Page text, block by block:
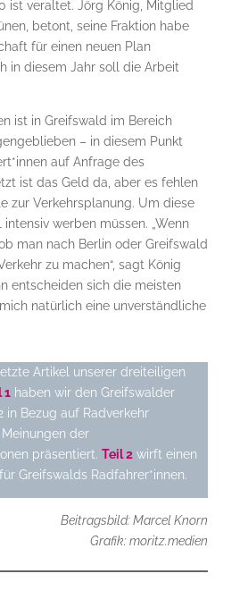
ist veraltet. Jörg König, Mitglied
betont, seine Fraktion habe
für einen neuen Plan
in diesem Jahr soll die Arbeit
ist in Greifswald im Bereich
– in diesem Punkt
auf Anfrage des
ist das Geld da, aber es fehlen
zur Verkehrsplanung. Um diese
werben müssen. „Wenn
man nach Berlin oder Greifswald
zu machen“, sagt König
entscheiden sich die meisten
natürlich eine unverständliche
Artikel unserer dreiteiligen
1haben wir den Greifswalder
in Bezug auf Radverkehr
der
präsentiert. Teil 2wirft einen
Greifswalds Radfahrer*innen.
Beitragsbild: Marcel Knorn
Grafik: moritz.medien